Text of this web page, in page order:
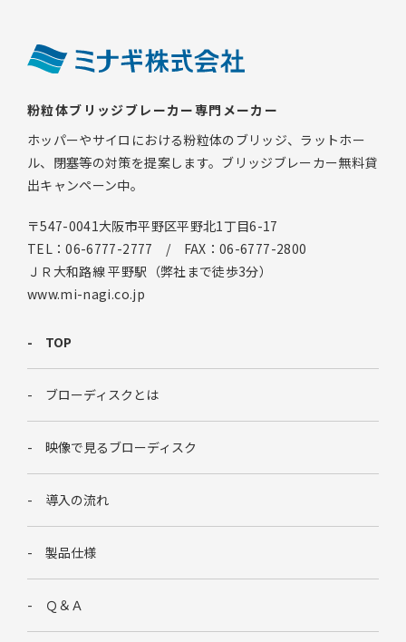
粉粒体ブリッジブレーカー専門メーカー
ホッパーやサイロにおける粉粒体のブリッジ、ラットホー
ル、閉塞等の対策を提案します。ブリッジブレーカー無料貸
出キャンペーン中。
〒547-0041大阪市平野区平野北1丁目6-17
TEL：06-6777-2777 / FAX：06-6777-2800
ＪＲ大和路線 平野駅（弊社まで徒歩3分）
www.mi-nagi.co.jp
TOP
ブローディスクとは
映像で見るブローディスク
導入の流れ
製品仕様
Ｑ＆Ａ